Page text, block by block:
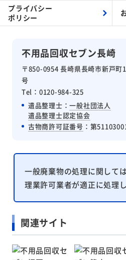
不用品回収セブン長崎
〒850-0954 長崎県長崎市新戸
号
Tel：0120-984-325
遺品整理士：一般社団法人
遺品整理士認定協会
古物商許可証番号 ：第
プライバシー
ポリシー
一般廃棄物の処理に関して
理業許可業者が適正に処理
関連サイト